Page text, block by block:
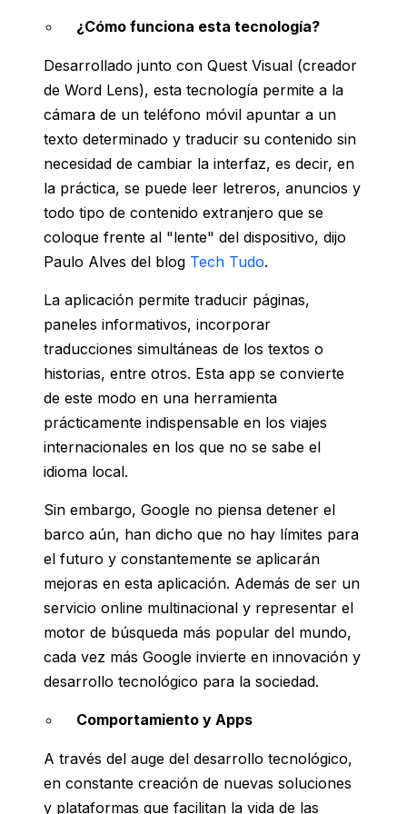
¿Cómo funciona esta tecnología?
Desarrollado junto con Quest Visual (creador
de Word Lens), esta tecnología permite a la
cámara de un teléfono móvil apuntar a un
texto determinado y traducir su contenido sin
necesidad de cambiar la interfaz, es decir, en
la práctica, se puede leer letreros, anuncios y
todo tipo de contenido extranjero que se
coloque frente al "lente" del dispositivo, dijo
Paulo Alves del blog Tech Tudo.
La aplicación permite traducir páginas,
paneles informativos, incorporar
traducciones simultáneas de los textos o
historias, entre otros. Esta app se convierte
de este modo en una herramienta
prácticamente indispensable en los viajes
internacionales en los que no se sabe el
idioma local.
Sin embargo, Google no piensa detener el
barco aún, han dicho que no hay límites para
el futuro y constantemente se aplicarán
mejoras en esta aplicación. Además de ser un
servicio online multinacional y representar el
motor de búsqueda más popular del mundo,
cada vez más Google invierte en innovación y
desarrollo tecnológico para la sociedad.
Comportamiento y Apps
A través del auge del desarrollo tecnológico,
en constante creación de nuevas soluciones
y plataformas que facilitan la vida de las